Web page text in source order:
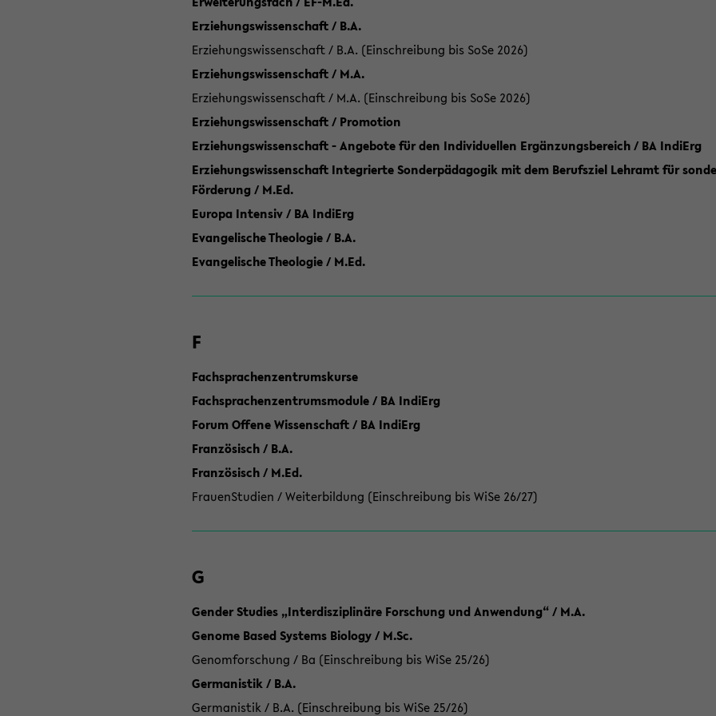
Erziehungswissenschaft / B.A.
Erziehungswissenschaft / B.A. (Einschreibung bis SoSe 2026)
Erziehungswissenschaft / M.A.
Erziehungswissenschaft / M.A. (Einschreibung bis SoSe 2026)
Erziehungswissenschaft / Promotion
Erziehungswissenschaft - Angebote für den Individuellen Ergänzungsbereich / BA IndiErg
Erziehungswissenschaft Integrierte Sonderpädagogik mit dem Berufsziel Lehramt für
Förderung / M.Ed.
Europa Intensiv / BA IndiErg
Evangelische Theologie / B.A.
Evangelische Theologie / M.Ed.
F
Fachsprachenzentrumskurse
Fachsprachenzentrumsmodule / BA IndiErg
Forum Offene Wissenschaft / BA IndiErg
Französisch / B.A.
Französisch / M.Ed.
FrauenStudien / Weiterbildung (Einschreibung bis WiSe 26/27)
G
Gender Studies „Interdisziplinäre Forschung und Anwendung“ / M.A.
Genome Based Systems Biology / M.Sc.
Genomforschung / Ba (Einschreibung bis WiSe 25/26)
Germanistik / B.A.
Germanistik / B.A. (Einschreibung bis WiSe 25/26)